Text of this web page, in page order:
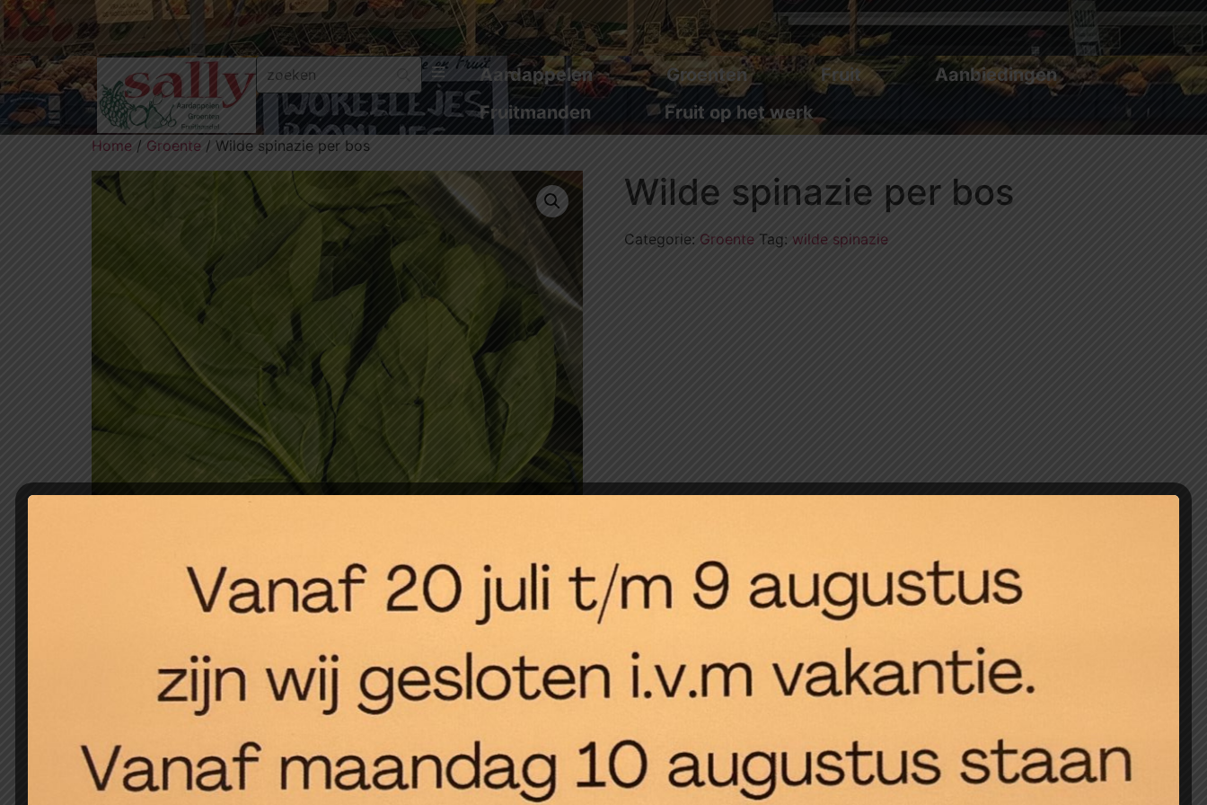
Aardappelen Groenten Fruit
Aanbiedingen
Fruitmanden
Fruit op het werk
Home / Groente / Wilde spinazie per bos
Wilde spinazie per bos
Categorie: Groente Tag: wilde spinazie